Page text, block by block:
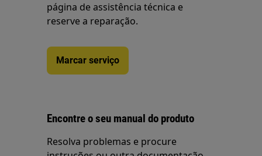
página de assistência técnica e
reserve a reparação.
Marcar serviço
Encontre o seu manual do produto
Resolva problemas e procure